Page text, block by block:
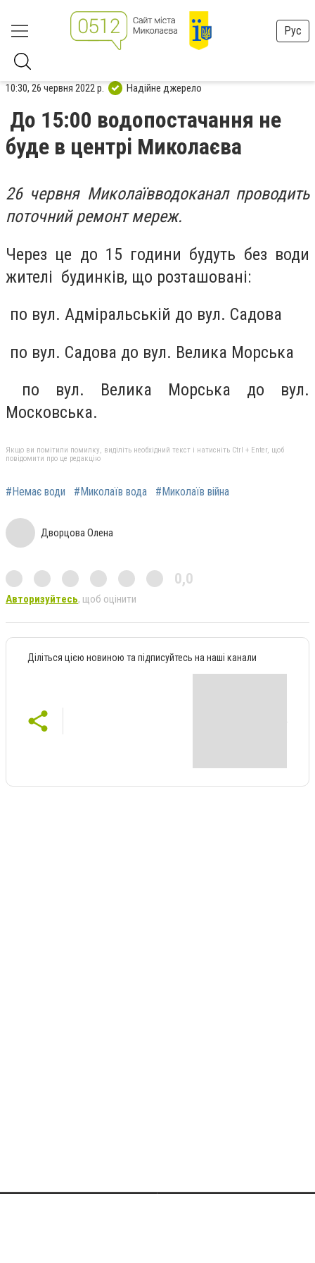
Рус
10:30, 26 червня 2022 р. Надійне джерело
До 15:00 водопостачання не
буде в центрі Миколаєва
26 червня Миколаївводоканал проводить
поточний ремонт мереж.
Через це до 15 години будуть без води
жителі будинків, що розташовані:
по вул. Адміральській до вул. Садова
по вул. Садова до вул. Велика Морська
по вул. Велика Морська до вул.
Московська.
Якщо ви помітили помилку, виділіть необхідний текст і натисніть Ctrl + Enter, щоб
повідомити про це редакцію
#Немає води #Миколаїв вода #Миколаїв війна
Дворцова Олена
0,0
Авторизуйтесь, щоб оцінити
Діліться цією новиною та підписуйтесь на наші канали